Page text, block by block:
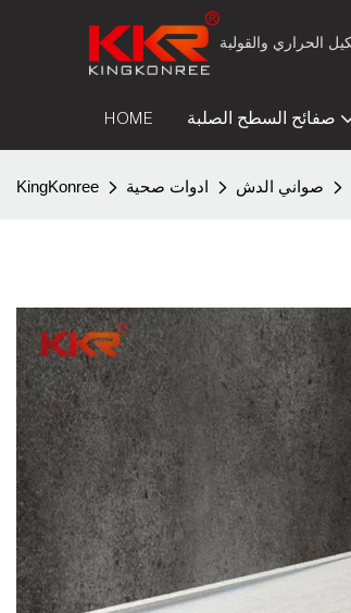
HOME صفائح السطح الصلبة
KingKonree ادوات صحية صواني الدش